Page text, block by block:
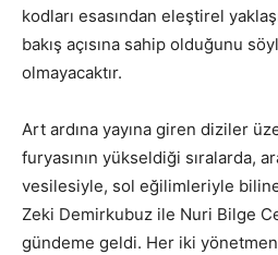
kodları esasından eleştirel
bakış açısına sahip olduğunu
olmayacaktır.
Art ardına yayına giren diziler
furyasının yükseldiği sıralarda,
vesilesiyle, sol eğilimleriyle
Zeki Demirkubuz ile Nuri Bilge
gündeme geldi. Her iki